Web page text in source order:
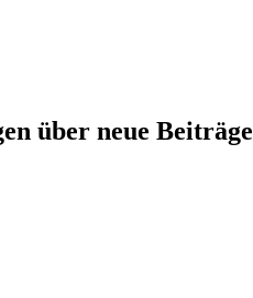
über neue Beiträge